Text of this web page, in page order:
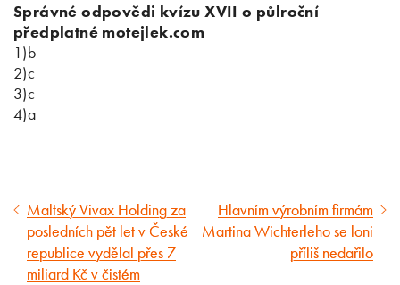
Správné odpovědi kvízu XVII o půlroční
předplatné motejlek.com
1)b
2)c
3)c
4)a
Předcházející
článek
Maltský Vivax Holding za
posledních pět let v České
republice vydělal přes 7
miliard Kč v čistém
Následující
článek
Hlavním výrobním firmám
Martina Wichterleho se loni
příliš nedařilo